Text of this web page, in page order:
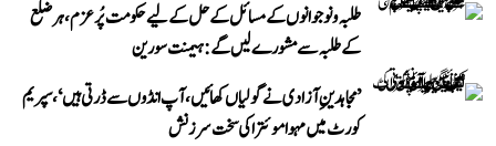
طلبہ و نوجوانوں کے مسائل کے حل کے لیے حکومت پُرعزم، ہر ضلع
کے طلبہ سے مشورے لیں گے: ہیمنت سورین
’مجاہدینِ آزادی نے گولیاں کھائیں، آپ انڈوں سے ڈرتی ہیں‘، سپریم
کورٹ میں مہوا موئترا کی سخت سرزنش